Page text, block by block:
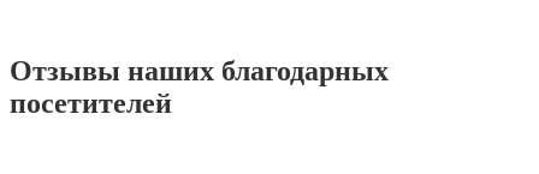
Отзывы наших благодарных
посетителей